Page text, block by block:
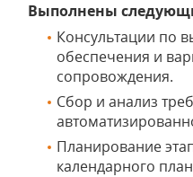
Выполнены
Консультации по
обеспечения и
сопровождения.
Сбор и анализ
Планирование
календарного